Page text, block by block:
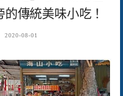
傳統美味小吃！
2020-08-01